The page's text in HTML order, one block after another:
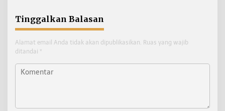
Tinggalkan Balasan
Alamat email Anda tidak akan dipublikasikan. Ruas yang wajib
ditandai *